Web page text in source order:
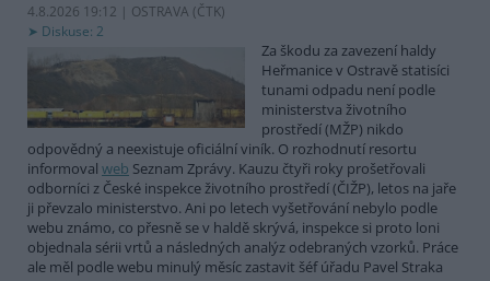
4.8.2026 19:12 | OSTRAVA (ČTK)
Diskuse: 2
Za škodu za zavezení haldy
Heřmanice v Ostravě statisíci
tunami odpadu není podle
ministerstva životního
prostředí (MŽP) nikdo
odpovědný a neexistuje oficiální viník. O rozhodnutí resortu
informoval web Seznam Zprávy. Kauzu čtyři roky prošetřovali
odborníci z České inspekce životního prostředí (ČIŽP), letos na jaře
ji převzalo ministerstvo. Ani po letech vyšetřování nebylo podle
webu známo, co přesně se v haldě skrývá, inspekce si proto loni
objednala sérii vrtů a následných analýz odebraných vzorků. Práce
ale měl podle webu minulý měsíc zastavit šéf úřadu Pavel Straka